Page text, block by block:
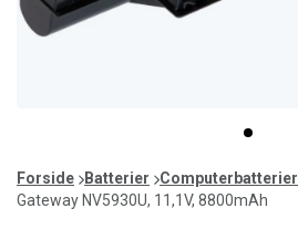
item
0
of
1
Forside Batterier Computerbatterier
Gateway NV5930U, 11,1V, 8800mAh